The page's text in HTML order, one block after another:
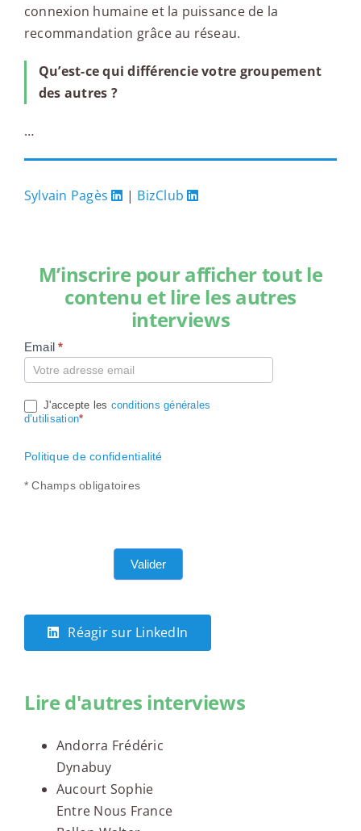
connexion humaine et la puissance de la
recommandation grâce au réseau.
Qu’est-ce qui différencie votre groupement
des autres ?
…
Sylvain Pagès | BizClub
M’inscrire pour afficher tout le
contenu et lire les autres
interviews
Compte
Email*
J'accepte les conditions générales
d’utilisation*
Politique de confidentialité
* Champs obligatoires
Valider
Réagir sur LinkedIn
Lire d'autres interviews
Andorra Frédéric
Dynabuy
Aucourt Sophie
Entre Nous France